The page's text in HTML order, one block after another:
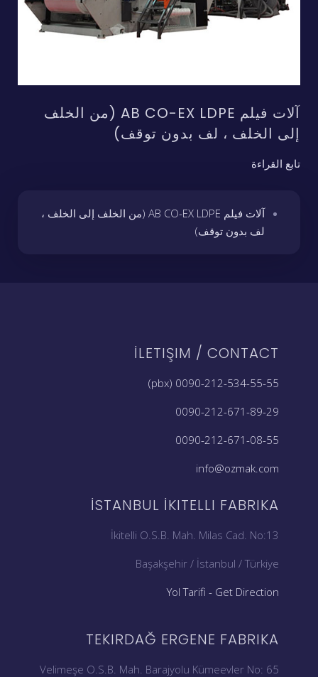
آلات فيلم AB CO-EX LDPE (من الخلف
إلى الخلف ، لف بدون توقف)
تابع القراءة
آلات فيلم AB CO-EX LDPE (من الخلف إلى الخلف ،
لف بدون توقف)
İLETIŞIM / CONTACT
0090-212-534-55-55 (pbx)
0090-212-671-89-29
0090-212-671-08-55
info@ozmak.com
İSTANBUL İKITELLI FABRIKA
İkitelli O.S.B. Mah. Milas Cad. No:13
Başakşehir / İstanbul / Türkiye
Yol Tarifi - Get Direction
TEKIRDAĞ ERGENE FABRIKA
Velimeşe O.S.B. Mah. Barajyolu Kümeevler No: 65